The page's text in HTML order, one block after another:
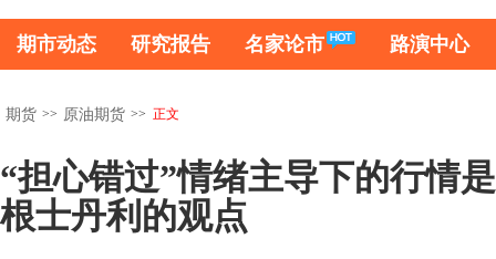
期市动态 研究报告 名家论市 路演中心
期货 >> 原油期货 >> 正文
“担心错过”情绪主导下的行情
根士丹利的观点